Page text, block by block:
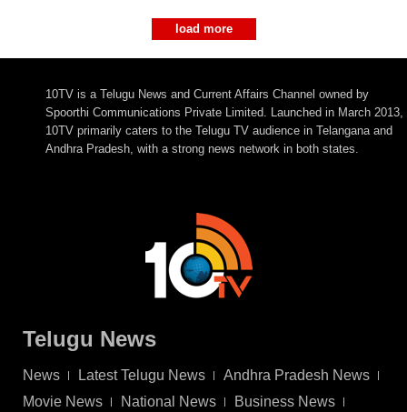
load more
10TV is a Telugu News and Current Affairs Channel owned by
Spoorthi Communications Private Limited. Launched in March 2013,
10TV primarily caters to the Telugu TV audience in Telangana and
Andhra Pradesh, with a strong news network in both states.
Telugu News
News Latest Telugu News
Andhra Pradesh News
Movie News
National News
Business News